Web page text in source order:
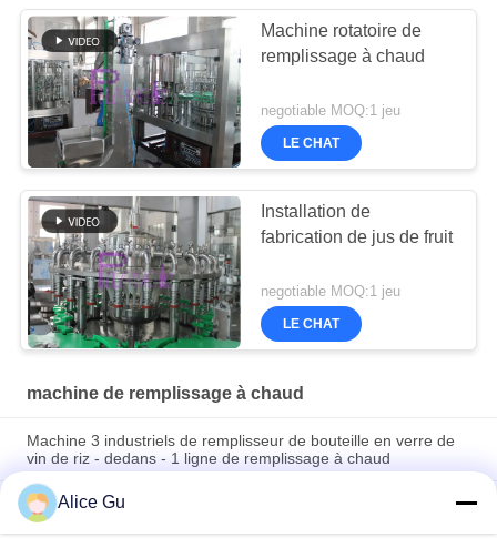
Machine rotatoire de
remplissage à chaud
negotiable MOQ:1 jeu
LE CHAT
Installation de
fabrication de jus de fruit
negotiable MOQ:1 jeu
LE CHAT
machine de remplissage à chaud
Machine 3 industriels de remplisseur de bouteille en verre de
vin de riz - dedans - 1 ligne de remplissage à chaud
Équipement orange de Juice Filling And Capping Machine de
remplissage à chaud de 5000BPH Monoblock de machine de
fruit en plastique automatique de bouteille
Alice Gu